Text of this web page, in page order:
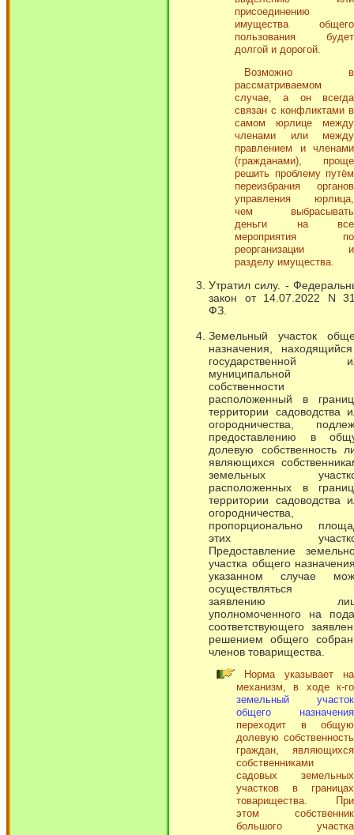
присоединению
имущества общего
пользования будет
долгой и дорогой.
Возможно в
рассматриваемом
случае, а он всегда
связан с конфликтами в
самом юрлице между
членами или между
правлением и членами
(гражданами), проще
решить проблему путём
переизбрания органов
управления юрлица,
чем выбрасывать
деньги на все
мероприятия по
реорганизации и
разделу имущества.
Утратил силу. -
закон от 14.07.2022 N
ФЗ.
Земельный участок
назначения,
государственной
муниципальной
собственности
расположенный в
территории садоводства
огородничества,
предоставлению в
долевую собственность
являющихся
земельных
расположенных в
территории садоводства
огородничества,
пропорционально
этих
Предоставление
участка общего
указанном случае
осуществляться
заявлению
уполномоченного на
соответствующего
решением общего
членов товарищества.
Норма указывает на
механизм, в ходе к-го
земельный участок
общего назначения
переходит в общую
долевую собственность
граждан, являющихся
собственниками
садовых земельных
участков в границах
товарищества. При
этом собственник
большого участка